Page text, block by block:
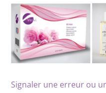
Signaler une erreur ou